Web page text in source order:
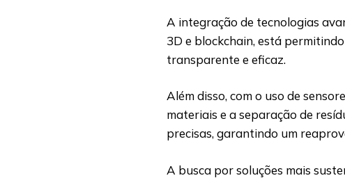
A integração de tecnologias
3D e blockchain, está
transparente e eficaz.
Além disso, com o uso de
materiais e a separação de
precisas, garantindo um
A busca por soluções mais